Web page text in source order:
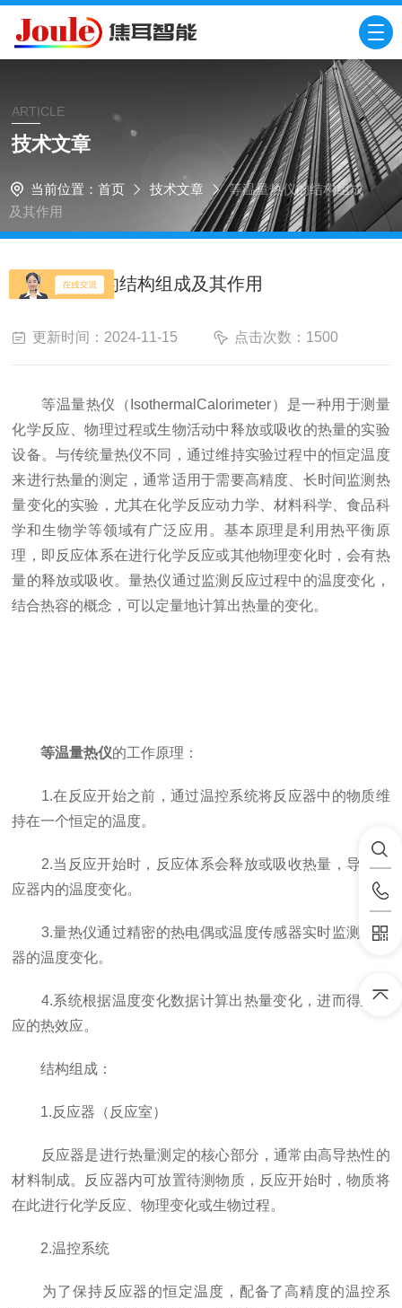
ARTICLE
技术文章
当前位置： 首页 技术文章
等温量热仪的结构组成
及其作用
等温量热仪的结构组成及其作用
更新时间：2024-11-15 点击次数：1500
等温量热仪（IsothermalCalorimeter）是一种用于测量
化学反应、物理过程或生物活动中释放或吸收的热量的实验
设备。与传统量热仪不同，通过维持实验过程中的恒定温度
来进行热量的测定，通常适用于需要高精度、长时间监测热
量变化的实验，尤其在化学反应动力学、材料科学、食品科
学和生物学等领域有广泛应用。基本原理是利用热平衡原
理，即反应体系在进行化学反应或其他物理变化时，会有热
量的释放或吸收。量热仪通过监测反应过程中的温度变化，
结合热容的概念，可以定量地计算出热量的变化。
等温量热仪的工作原理：
1.在反应开始之前，通过温控系统将反应器中的物质维
持在一个恒定的温度。
2.当反应开始时，反应体系会释放或吸收热量，导致反
应器内的温度变化。
3.量热仪通过精密的热电偶或温度传感器实时监测反应
器的温度变化。
4.系统根据温度变化数据计算出热量变化，进而得到反
应的热效应。
结构组成：
1.反应器（反应室）
反应器是进行热量测定的核心部分，通常由高导热性的
材料制成。反应器内可放置待测物质，反应开始时，物质将
在此进行化学反应、物理变化或生物过程。
2.温控系统
为了保持反应器的恒定温度，配备了高精度的温控系